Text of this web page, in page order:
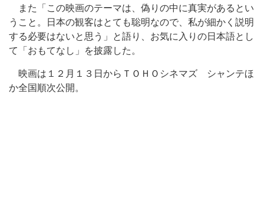
また「この映画のテーマは、偽りの中に真実があるとい
うこと。日本の観客はとても聡明なので、私が細かく説明
する必要はないと思う」と語り、お気に入りの日本語とし
て「おもてなし」を披露した。
映画は１２月１３日からＴＯＨＯシネマズ シャンテほ
か全国順次公開。